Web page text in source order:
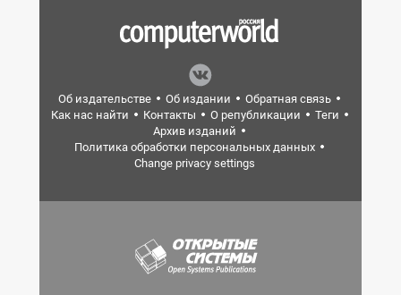
Об издательстве Об издании
Обратная связь
Как нас найти
Контакты О републикации
Теги
Архив изданий
Политика обработки персональных данных
Change privacy settings